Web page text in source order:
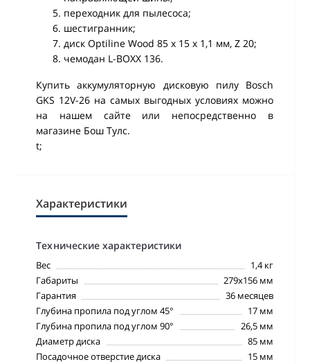
переходник для пылесоса;
шестигранник;
диск Optiline Wood 85 x 15 x 1,1 мм, Z 20;
чемодан L-BOXX 136.
Купить аккумуляторную дисковую пилу Bosch
GKS 12V-26 на самых выгодных условиях можно
на нашем сайте или непосредственно в
магазине Бош Тулс.
t;
Характеристики
Технические характеристики
Вес
1,4 кг
Габариты
279х156 мм
Гарантия
36 месяцев
Глубина пропила под углом 45°
17 мм
Глубина пропила под углом 90°
26,5 мм
Диаметр диска
85 мм
Посадочное отверстие диска
15 мм